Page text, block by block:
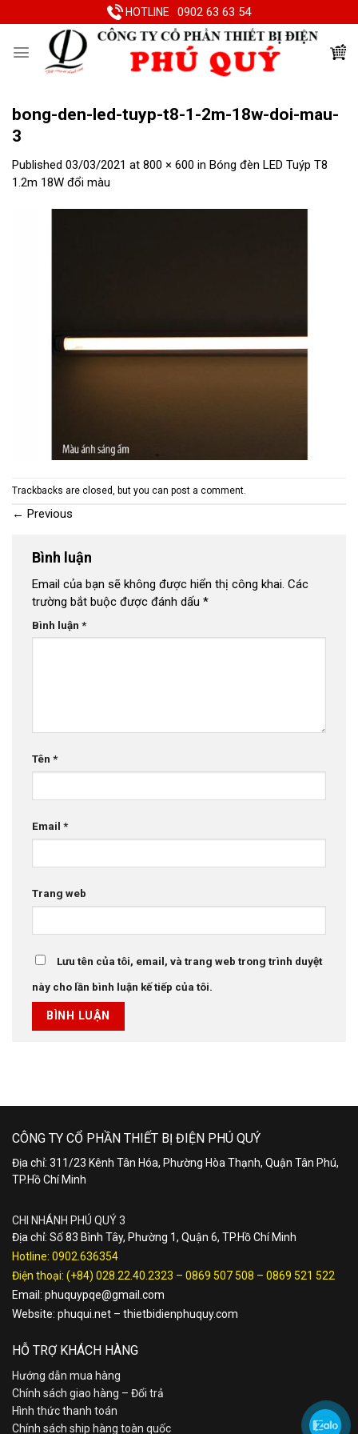
to
HOTLINE 0902 63 63 54
bong-den-led-tuyp-t8-1-2m-18w-doi-mau-
3
Published 03/03/2021 at 800 × 600 in Bóng đèn LED Tuýp T8
1.2m 18W đổi màu
Trackbacks are closed, but you can post a comment.
← Previous
Bình luận
Email của bạn sẽ không được hiển thị công khai. Các
trường bắt buộc được đánh dấu *
Bình luận *
Tên *
Email *
Trang web
Lưu tên của tôi, email, và trang web trong trình duyệt
này cho lần bình luận kế tiếp của tôi.
CÔNG TY CỔ PHẦN THIẾT BỊ ĐIỆN PHÚ QUÝ
Địa chỉ: 311/23 Kênh Tân Hóa, Phường Hòa Thạnh, Quận Tân Phú,
TP.Hồ Chí Minh
CHI NHÁNH PHÚ QUÝ 3
Địa chỉ: Số 83 Bình Tây, Phường 1, Quận 6, TP.Hồ Chí Minh
Hotline: 0902.636354
Điện thoại: (+84) 028.22.40.2323 – 0869 507 508 – 0869 521 522
Email: phuquypqe@gmail.com
Website: phuqui.net – thietbidienphuquy.com
HỖ TRỢ KHÁCH HÀNG
Hướng dẫn mua hàng
Chính sách giao hàng – Đổi trả
Hình thức thanh toán
Chính sách ship hàng toàn quốc